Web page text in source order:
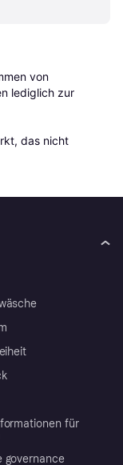
von
lediglich zur
das nicht
für
governance